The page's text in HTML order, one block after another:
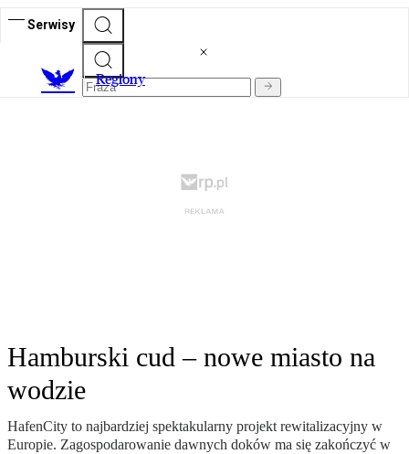
Serwisy
Regiony
Hamburski cud – nowe miasto na
wodzie
HafenCity to najbardziej spektakularny projekt rewitalizacyjny w
Europie. Zagospodarowanie dawnych doków ma się zakończyć w